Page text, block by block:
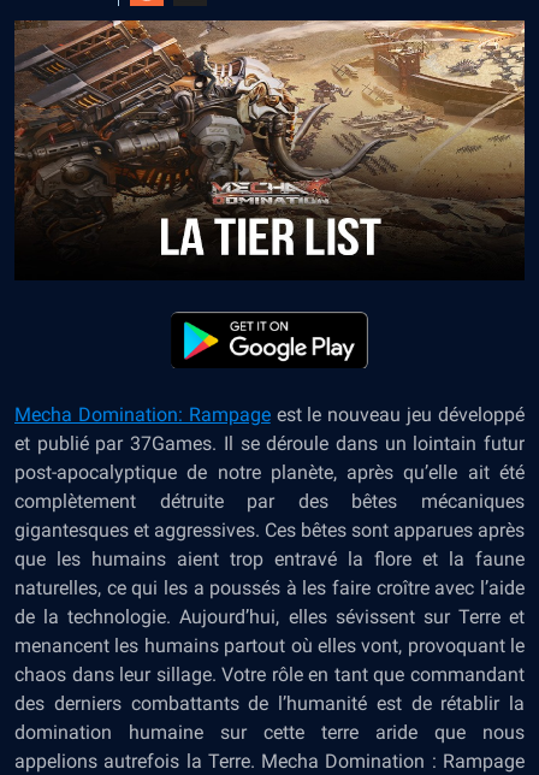
Mecha Domination: Rampageest le nouveau jeu développé
et publié par 37Games. Il se déroule dans un lointain futur
post-apocalyptique de notre planète, après qu’elle ait été
complètement détruite par des bêtes mécaniques
gigantesques et aggressives. Ces bêtes sont apparues après
que les humains aient trop entravé la flore et la faune
naturelles, ce qui les a poussés à les faire croître avec l’aide
de la technologie. Aujourd’hui, elles sévissent sur Terre et
menancent les humains partout où elles vont, provoquant le
chaos dans leur sillage. Votre rôle en tant que commandant
des derniers combattants de l’humanité est de rétablir la
domination humaine sur cette terre aride que nous
appelions autrefois la Terre. Mecha Domination : Rampage